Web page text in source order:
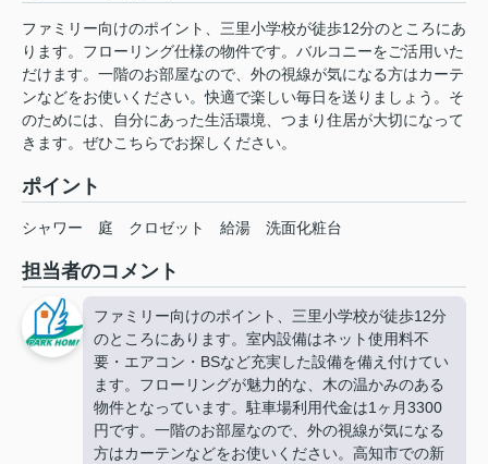
ファミリー向けのポイント、三里小学校が徒歩12分のところにあ
ります。フローリング仕様の物件です。バルコニーをご活用いた
だけます。一階のお部屋なので、外の視線が気になる方はカーテ
ンなどをお使いください。快適で楽しい毎日を送りましょう。そ
のためには、自分にあった生活環境、つまり住居が大切になって
きます。ぜひこちらでお探しください。
ポイント
シャワー 庭 クロゼット 給湯 洗面化粧台
担当者のコメント
ファミリー向けのポイント、三里小学校が徒歩12分
のところにあります。室内設備はネット使用料不
要・エアコン・BSなど充実した設備を備え付けてい
ます。フローリングが魅力的な、木の温かみのある
物件となっています。駐車場利用代金は1ヶ月3300
円です。一階のお部屋なので、外の視線が気になる
方はカーテンなどをお使いください。高知市での新